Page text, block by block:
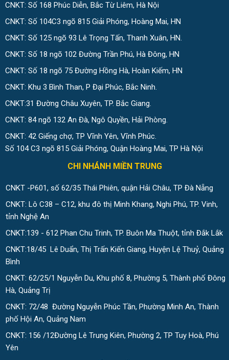
CNKT: Số 168 Phúc Diễn, Bắc Từ Liêm, Hà Nội
CNKT: Số 104C3 ngõ 815 Giải Phóng, Hoàng Mai, HN
CNKT: Số 125 ngõ 93 Lê Trọng Tấn, Thanh Xuân, HN.
CNKT: Số 18 ngõ 102 Đường Trần Phú, Hà Đông, HN
CNKT: Số 18 ngõ 75 Đường Hồng Hà, Hoàn Kiếm, HN
CNKT: Khu 3 Bình Than, P Đại Phúc, Bắc Ninh.
CNKT:31 Đường Châu Xuyên, TP. Bắc Giang.
CNKT: 84 ngõ 132 An Đà, Ngô Quyền, Hải Phòng.
CNKT: 42 Giếng chợ, TP Vĩnh Yên, Vĩnh Phúc.
Số 104 C3 ngõ 815 Giải Phóng, Quận Hoàng Mai, TP Hà Nội
CHI NHÁNH MIỀN TRUNG
CNKT -P601, số 62/35 Thái Phiên, quận Hải Châu, TP Đà Nẵng
CNKT: Lô C38 – C12, khu đô thị Minh Khang, Nghi Phú, TP. Vinh,
tỉnh Nghệ An
CNKT:139 - 612 Phan Chu Trinh, TP. Buôn Ma Thuột, tỉnh Đắk Lắk
CNKT:18/45 Lê Duẩn, Thị Trấn Kiến Giang, Huyện Lệ Thuỷ, Quảng
Bình
CNKT: 62/25/1 Nguyễn Du, Khu phố 8, Phường 5, Thành phố Đông
Hà, Quảng Trị
CNKT: 72/48 Đường Nguyễn Phúc Tần, Phường Minh An, Thành
phố Hội An, Quảng Nam
CNKT: 156 /12Đường Lê Trung Kiên, Phường 2, TP Tuy Hoà, Phú
Yên